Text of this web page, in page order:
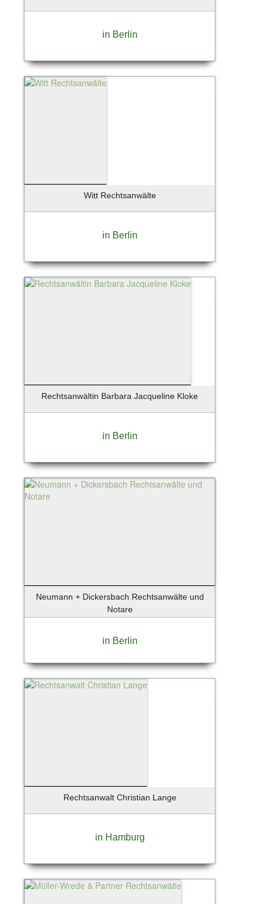
in Berlin
Witt Rechtsanwälte
in Berlin
Rechtsanwältin Barbara Jacqueline Kloke
in Berlin
Neumann + Dickersbach Rechtsanwälte und
Notare
in Berlin
Rechtsanwalt Christian Lange
in Hamburg